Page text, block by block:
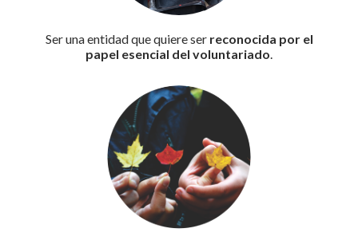
Ser una entidad que quiere ser reconocida por el
papel esencial del voluntariado.